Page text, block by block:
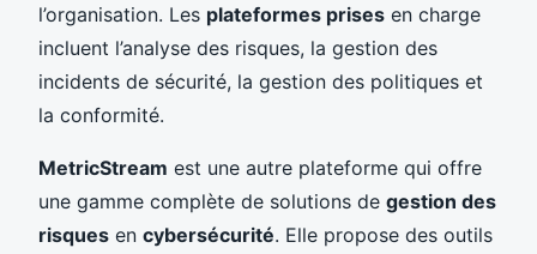
l’organisation. Les plateformes prises en charge
incluent l’analyse des risques, la gestion des
incidents de sécurité, la gestion des politiques et
la conformité.
MetricStream est une autre plateforme qui offre
une gamme complète de solutions de gestion des
risques en cybersécurité. Elle propose des outils